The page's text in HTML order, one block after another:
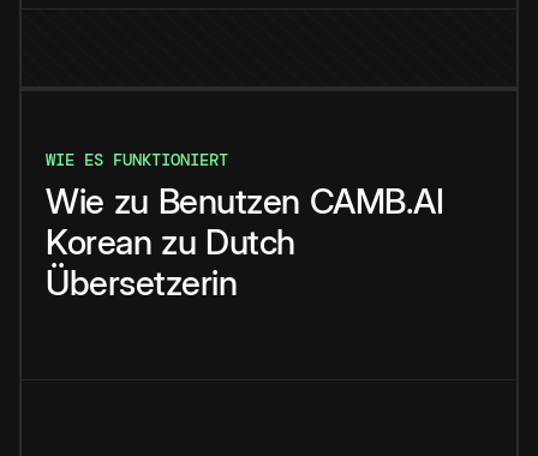
WIE ES FUNKTIONIERT
Wie zu Benutzen CAMB.AI
Korean zu Dutch
Übersetzerin